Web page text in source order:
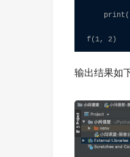
f(1, 2)
输出结果如